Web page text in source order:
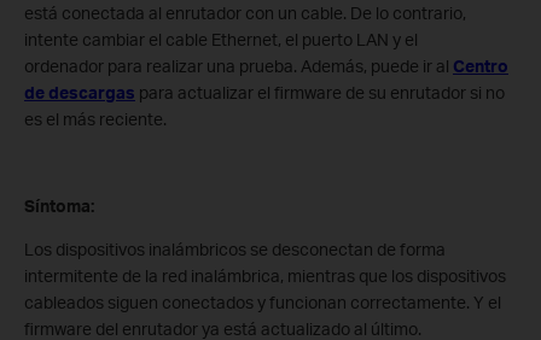
está conectada al enrutador con un cable. De lo contrario,
intente cambiar el cable Ethernet, el puerto LAN y el
ordenador para realizar una prueba. Además, puede ir al Centro
de descargas para actualizar el firmware de su enrutador si no
es el más reciente.
Síntoma:
Los dispositivos inalámbricos se desconectan de forma
intermitente de la red inalámbrica, mientras que los dispositivos
cableados siguen conectados y funcionan correctamente. Y el
firmware del enrutador ya está actualizado al último.